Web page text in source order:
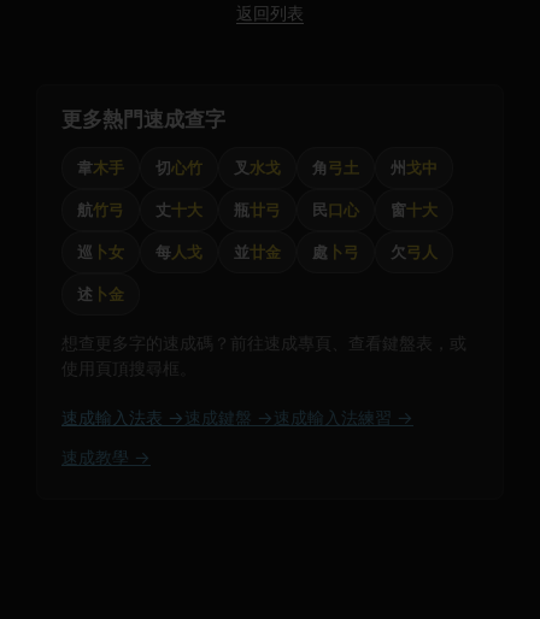
返回列表
更多熱門速成查字
韋木手 切心竹 叉 水戈 角弓土 州 戈中
航竹弓 丈十大 瓶廿弓 民口心 窗十大
巡 卜女 每人戈 並廿金 處 卜弓 欠弓人
述 卜金
想查更多字的速成碼？前往速成專頁、查看鍵盤表，或
使用頁頂搜尋框。
速成輸入法表 → 速成鍵盤 → 速成輸入法練習 →
速成教學 →